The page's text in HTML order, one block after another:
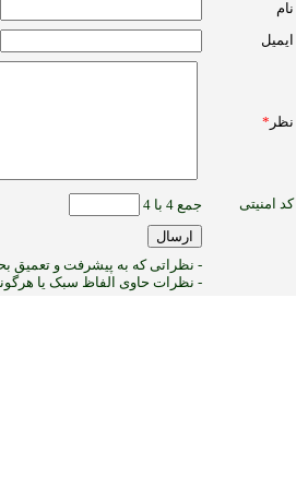
نام
ایمیل
نظر *
کد امنیتی جمع 4 با 4
- نظراتی که به پیشرفت و تعمیق
- نظرات حاوی الفاظ سبک یا